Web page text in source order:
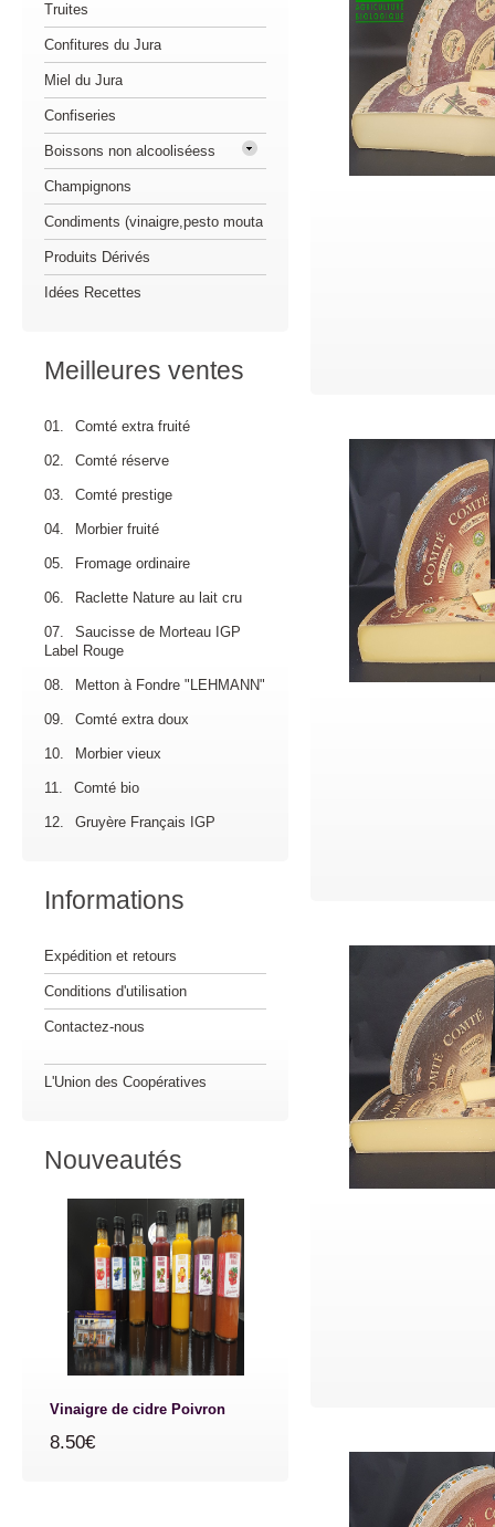
Truites
Confitures du Jura
Miel du Jura
Confiseries
Boissons non alcooliséess
Champignons
Condiments (vinaigre,pesto mouta
Produits Dérivés
Idées Recettes
Meilleures ventes
01. Comté extra fruité
02. Comté réserve
03. Comté prestige
04. Morbier fruité
05. Fromage ordinaire
06. Raclette Nature au lait cru
07.
Saucisse de Morteau IGP
Label Rouge
08. Metton à Fondre "LEHMANN"
09. Comté extra doux
10. Morbier vieux
11. Comté bio
12. Gruyère Français IGP
Informations
Expédition et retours
Conditions d'utilisation
Contactez-nous
L'Union des Coopératives
Nouveautés
Vinaigre de cidre Poivron
8.50€